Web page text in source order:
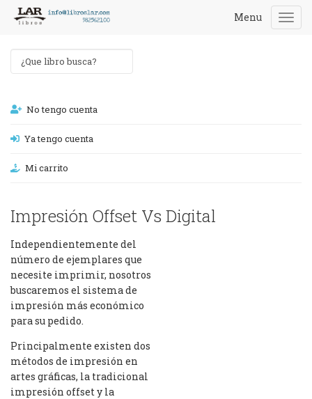
Menu
No tengo cuenta
Ya tengo cuenta
Mi carrito
Impresión Offset Vs Digital
Independientemente del
número de ejemplares que
necesite imprimir, nosotros
buscaremos el sistema de
impresión más económico
para su pedido.
Principalmente existen dos
métodos de impresión en
artes gráficas, la tradicional
impresión offset y la